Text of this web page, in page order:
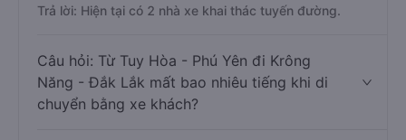
Trả lời: Hiện tại có 2 nhà xe khai thác tuyến đường.
Câu hỏi: Từ Tuy Hòa - Phú Yên đi Krông
Năng - Đắk Lắk mất bao nhiêu tiếng khi di
chuyển bằng xe khách?